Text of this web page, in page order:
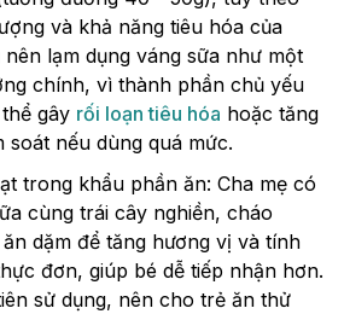
và khả năng tiêu hóa của
lạm dụng váng sữa như một
chính, vì thành phần chủ yếu
gây rối loạn tiêu hóa hoặc tăng
soát nếu dùng quá mức.
trong khẩu phần ăn: Cha mẹ có
cùng trái cây nghiền, cháo
dặm để tăng hương vị và tính
đơn, giúp bé dễ tiếp nhận hơn.
sử dụng, nên cho trẻ ăn thử